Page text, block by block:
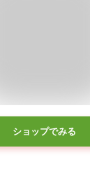
ショップでみる